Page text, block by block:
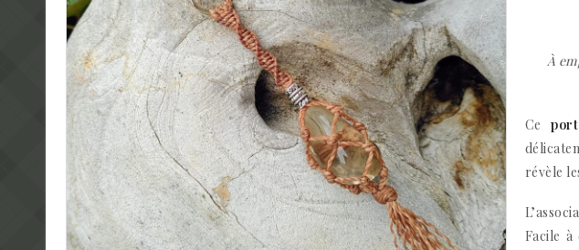
À
Ce
révèle
Facile